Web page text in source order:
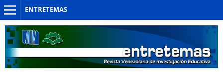
ENTRETEMAS